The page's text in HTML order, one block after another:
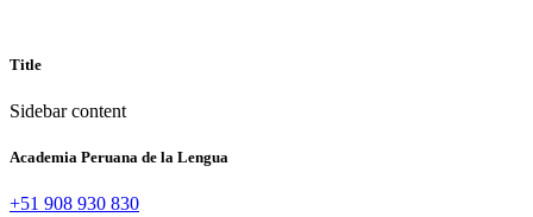
Title
Sidebar content
Academia Peruana de la Lengua
+51 908 930 830